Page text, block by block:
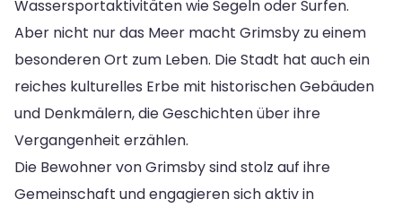
Wassersportaktivitäten wie Segeln oder Surfen.
Aber nicht nur das Meer macht Grimsby zu einem
besonderen Ort zum Leben. Die Stadt hat auch ein
reiches kulturelles Erbe mit historischen Gebäuden
und Denkmälern, die Geschichten über ihre
Vergangenheit erzählen.
Die Bewohner von Grimsby sind stolz auf ihre
Gemeinschaft und engagieren sich aktiv in